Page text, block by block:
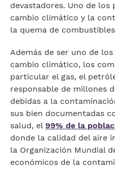
devastadores. Uno de
cambio climático y la
la quema de
Además de ser uno de
cambio climático, los
particular el gas, el
responsable de millones
debidas a la
sus bien documentadas
salud, el 99% de la
donde la calidad del aire
la Organización Mundial
económicos de la